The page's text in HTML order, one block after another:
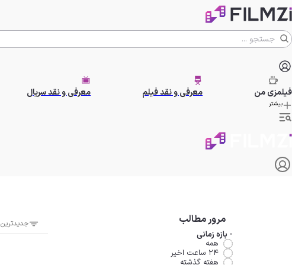
فیلمزیمن معرفی و نقد فیلم معرفی و نقد سریال
بیشتر
مرور مطالب
- بازه زمانی
همه
۲۴ ساعت اخیر
هفته گذشته
جدیدترین